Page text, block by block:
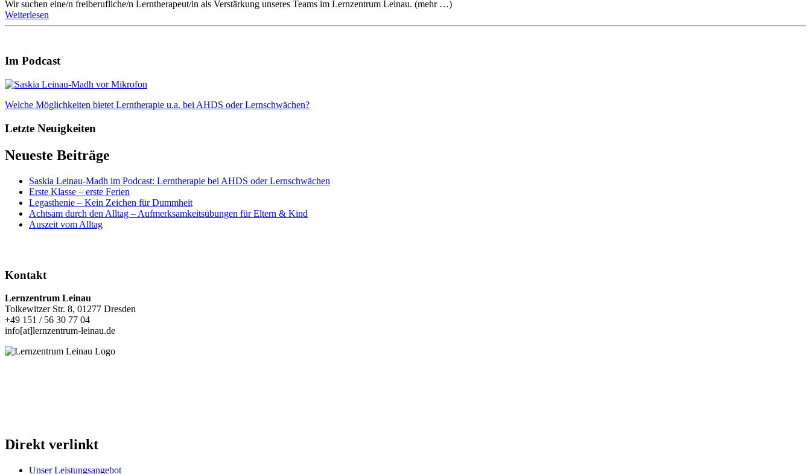
Wir suchen eine/n freiberufliche/n Lerntherapeut/in als Verstärkung unseres Teams im Lernzentrum Leinau. (mehr …)
Weiterlesen
Im Podcast
Welche Möglichkeiten bietet Lerntherapie u.a. bei AHDS oder Lernschwächen?
Letzte Neuigkeiten
Neueste Beiträge
Saskia Leinau-Madh im Podcast: Lerntherapie bei AHDS oder Lernschwächen
Erste Klasse – erste Ferien
Legasthenie – Kein Zeichen für Dummheit
Achtsam durch den Alltag – Aufmerksamkeitsübungen für Eltern & Kind
Auszeit vom Alltag
Kontakt
Lernzentrum Leinau
Tolkewitzer Str. 8, 01277 Dresden
+49 151 / 56 30 77 04
info[at]lernzentrum-leinau.de
Direkt verlinkt
Unser Leistungsangebot